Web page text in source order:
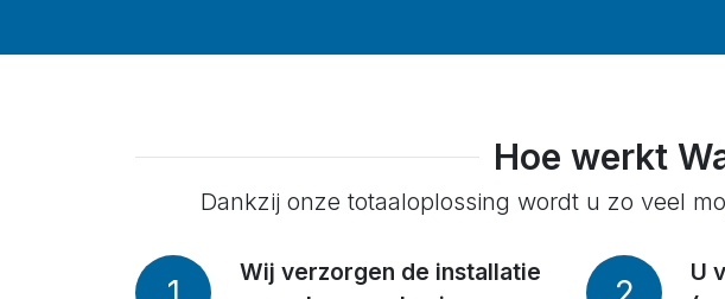
Hoe werkt
Dankzij onze totaaloplossing wordt u zo veel
Wij verzorgen de installatie
U